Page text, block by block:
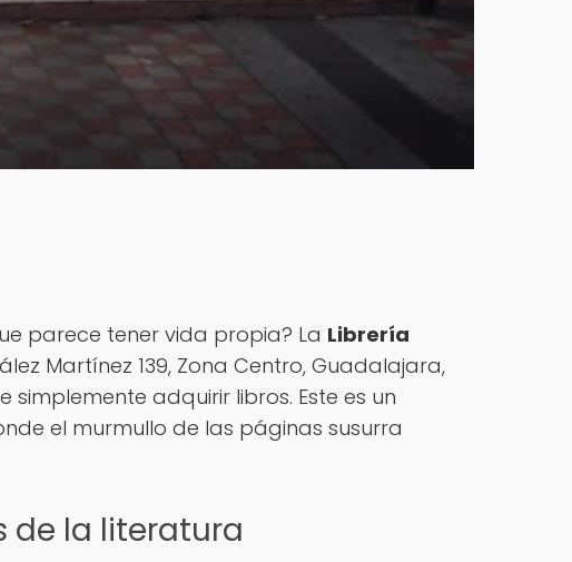
parece tener vida propia? La Librería
Martínez 139, Zona Centro, Guadalajara,
adquirir libros. Este es un
el murmullo de las páginas susurra
de la literatura